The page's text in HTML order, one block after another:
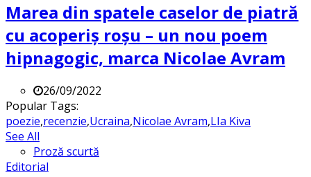
Marea din spatele caselor de piatră
cu acoperiș roșu – un nou poem
hipnagogic, marca Nicolae Avram
26/09/2022
Popular Tags:
poezie,recenzie,Ucraina,Nicolae Avram,LIa Kiva
See All
Proză scurtă
Editorial